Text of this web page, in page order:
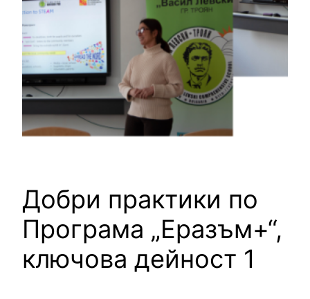
Добри практики по
Програма „Еразъм+“,
ключова дейност 1